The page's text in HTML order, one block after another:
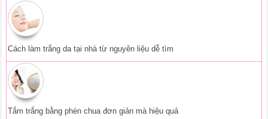
Cách làm trắng da tại nhà từ nguyên liệu dễ tìm
Tắm trắng bằng phèn chua đơn giản mà hiệu quả